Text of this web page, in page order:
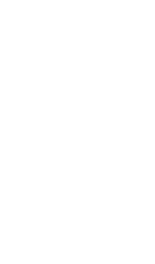
ДО ВИЩОЇ
ДО НИЖЧОЇ